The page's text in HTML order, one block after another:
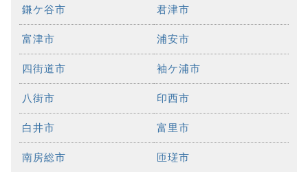
鎌ケ谷市 君津市
富津市 浦安市
四街道市 袖ケ浦市
八街市 印西市
白井市 富里市
南房総市 匝瑳市